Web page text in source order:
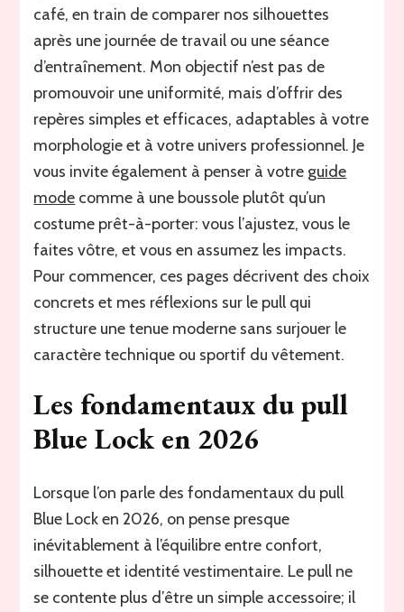
café, en train de comparer nos silhouettes
après une journée de travail ou une séance
d’entraînement. Mon objectif n’est pas de
promouvoir une uniformité, mais d’offrir des
repères simples et efficaces, adaptables à votre
morphologie et à votre univers professionnel. Je
vous invite également à penser à votre guide
mode comme à une boussole plutôt qu’un
costume prêt-à-porter: vous l’ajustez, vous le
faites vôtre, et vous en assumez les impacts.
Pour commencer, ces pages décrivent des choix
concrets et mes réflexions sur le pull qui
structure une tenue moderne sans surjouer le
caractère technique ou sportif du vêtement.
Les fondamentaux du pull
Blue Lock en 2026
Lorsque l’on parle des fondamentaux du pull
Blue Lock en 2026, on pense presque
inévitablement à l’équilibre entre confort,
silhouette et identité vestimentaire. Le pull ne
se contente plus d’être un simple accessoire; il